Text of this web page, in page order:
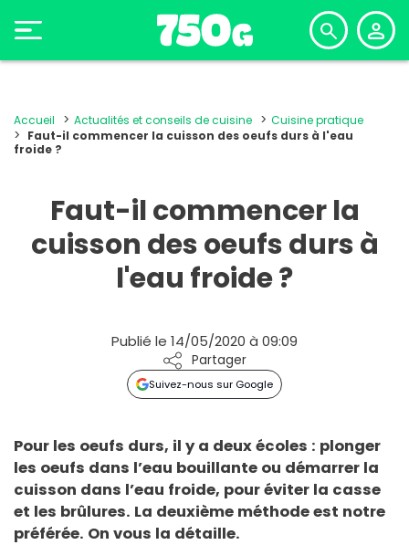
Accueil Actualités et conseils de cuisine
Cuisine pratique
Faut-il commencer la cuisson des oeufs durs à l'eau
froide ?
Faut-il commencer la
cuisson des oeufs durs à
l'eau froide ?
Publié le 14/05/2020 à 09:09
Partager
Suivez-nous sur Google
Pour les oeufs durs, il y a deux écoles : plonger
les oeufs dans l’eau bouillante ou démarrer la
cuisson dans l’eau froide, pour éviter la casse
et les brûlures. La deuxième méthode est notre
préférée. On vous la détaille.